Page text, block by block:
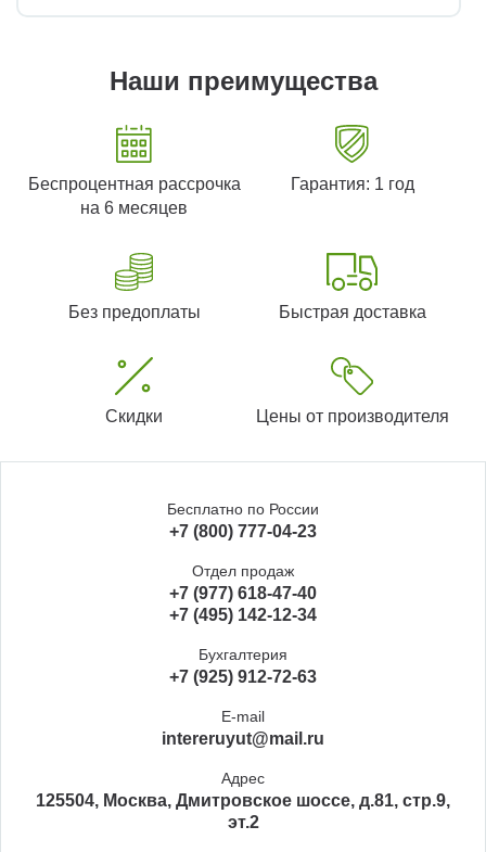
Наши преимущества
Беспроцентная рассрочка
на 6 месяцев
Гарантия: 1 год
Без предоплаты Быстрая доставка
Скидки Цены от производителя
Бесплатно по России
+7 (800) 777-04-23
Отдел продаж
+7 (977) 618-47-40
+7 (495) 142-12-34
Бухгалтерия
+7 (925) 912-72-63
E-mail
intereruyut@mail.ru
Адрес
125504, Москва, Дмитровское шоссе, д.81, стр.9,
эт.2